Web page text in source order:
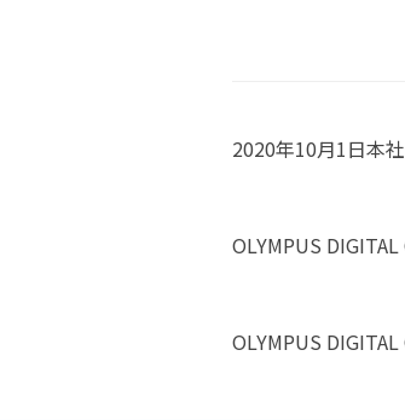
2020年10月1日本
OLYMPUS DIGITAL
OLYMPUS DIGITAL